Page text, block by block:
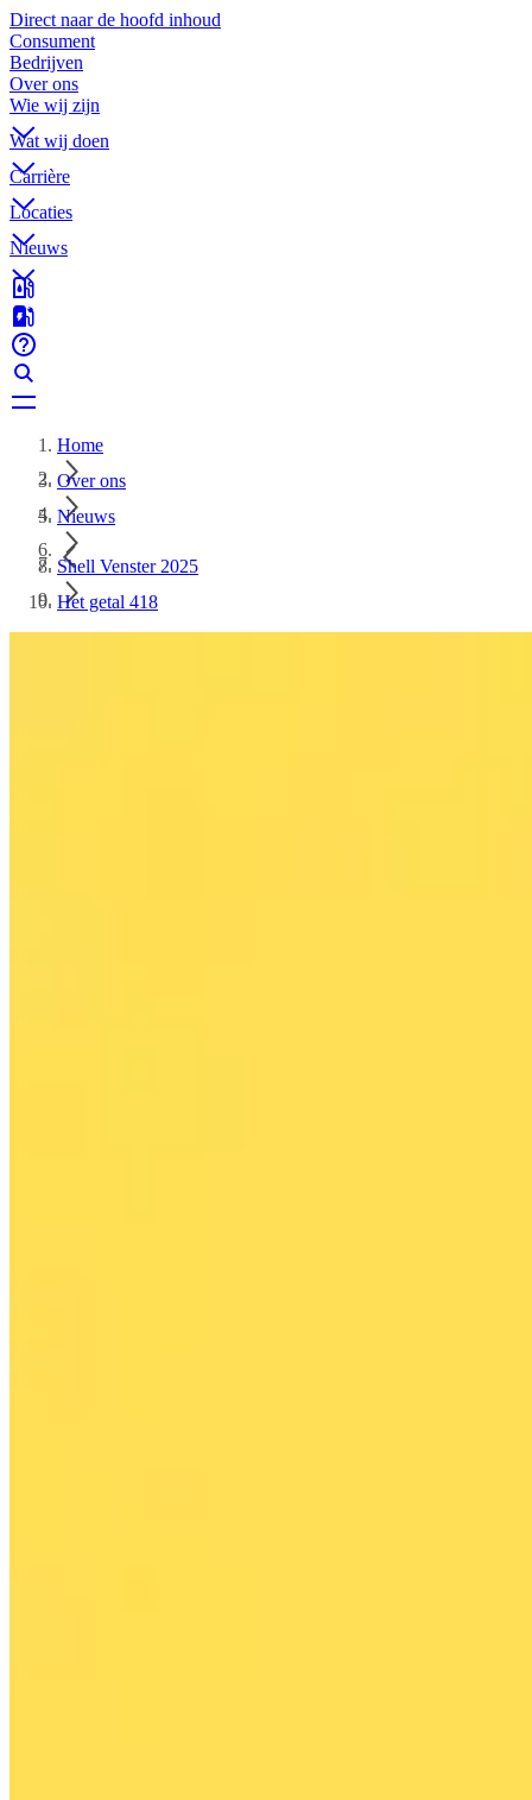
Direct naar de hoofd inhoud
Consument
Bedrijven
Over ons
Wie wij zijn
Wat wij doen
Carrière
Locaties
Nieuws
Home
Over ons
Nieuws
Shell Venster 2025
Het getal 418